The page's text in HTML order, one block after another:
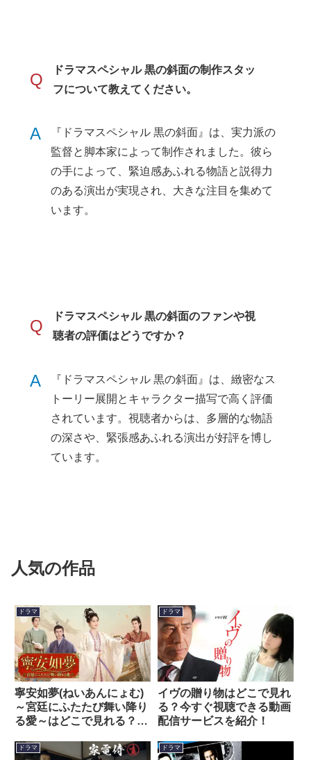
Q
ドラマスペシャル 黒の斜面の制作スタッ
フについて教えてください。
A
『ドラマスペシャル 黒の斜面』は、実力派の
監督と脚本家によって制作されました。彼ら
の手によって、緊迫感あふれる物語と説得力
のある演出が実現され、大きな注目を集めて
います。
Q
ドラマスペシャル 黒の斜面のファンや視
聴者の評価はどうですか？
A
『ドラマスペシャル 黒の斜面』は、緻密なス
トーリー展開とキャラクター描写で高く評価
されています。視聴者からは、多層的な物語
の深さや、緊張感あふれる演出が好評を博し
ています。
人気の作品
ドラマ
寧安如夢(ねいあんにょむ)
～宮廷にふたたび舞い降り
る愛～はどこで見れる？今
ービスを紹介！
ドラマ
イヴの贈り物はどこで見れ
る？今すぐ視聴できる動画
配信サービスを紹介！
ドラマ ドラマ